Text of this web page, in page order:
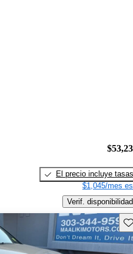
El precio incluye tasas
$1,045/mes
Verif. disponibilidad